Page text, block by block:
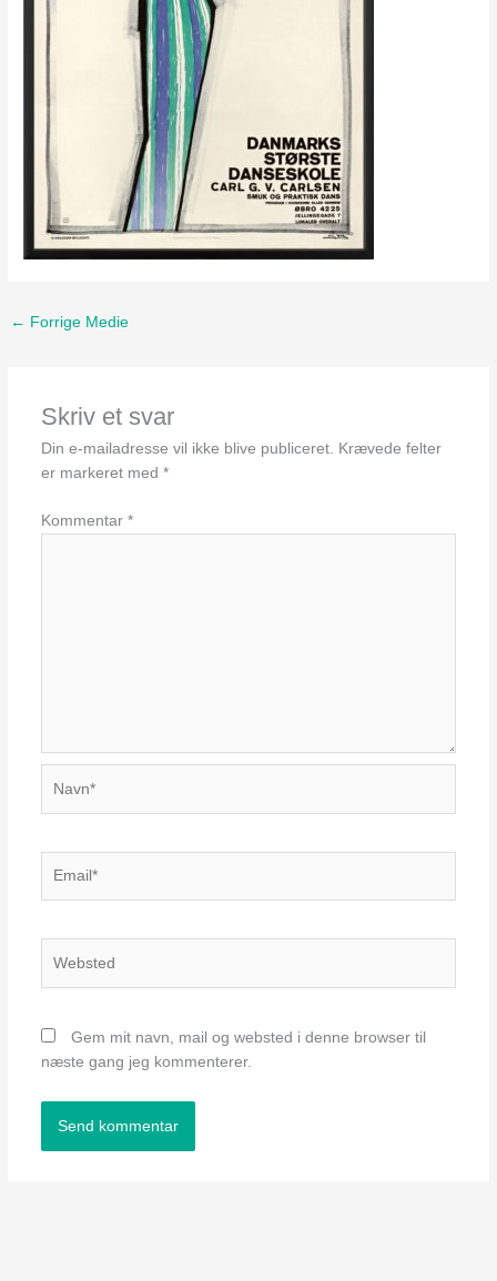
← Forrige Medie
Skriv et svar
Din e-mailadresse vil ikke blive publiceret. Krævede felter
er markeret med *
Kommentar *
Gem mit navn, mail og websted i denne browser til
næste gang jeg kommenterer.